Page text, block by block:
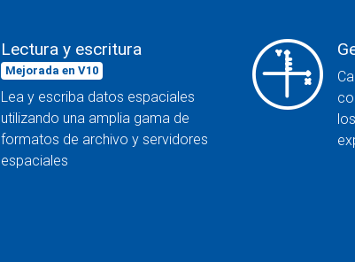
Lectura y escritura
Mejorada en V10
Lea y escriba datos espaciales
utilizando una amplia gama de
formatos de archivo y servidores
espaciales